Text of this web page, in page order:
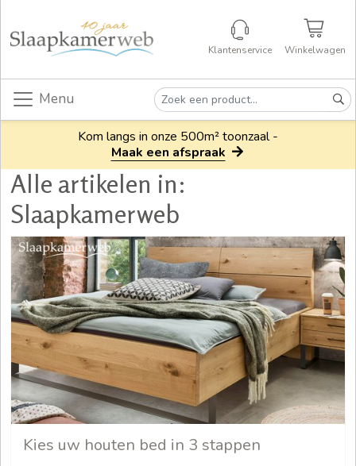
Klantenservice Winkelwagen
Menu
Kom langs in onze 500m² toonzaal -
Maak een afspraak
Alle artikelen in:
Slaapkamerweb
Kies uw houten bed in 3 stappen